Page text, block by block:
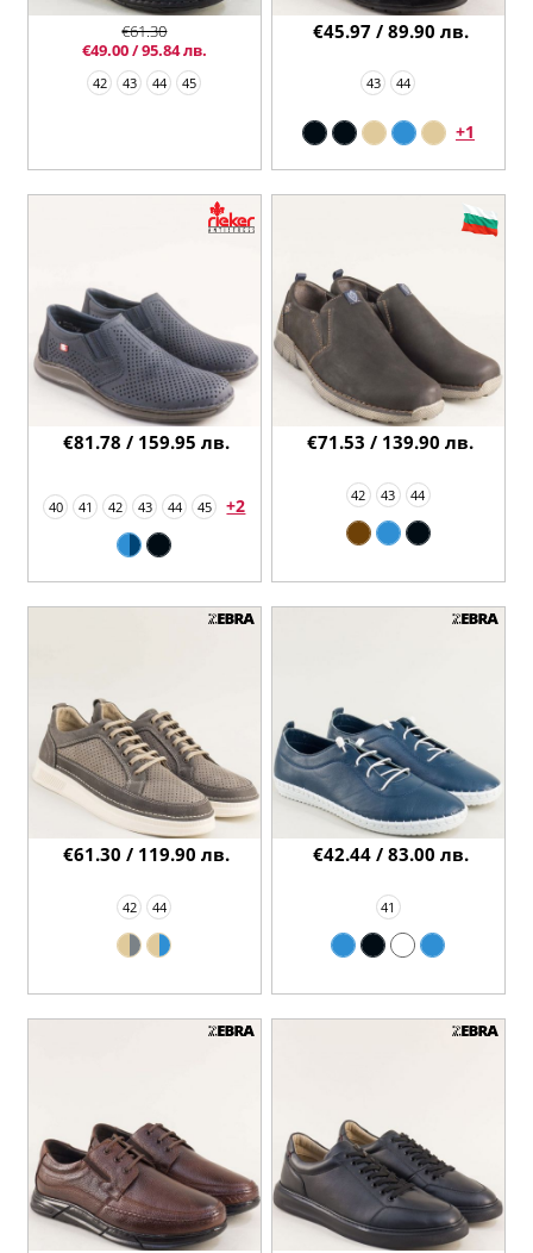
42 43 44 45
€61.30
€49.00 / 95.84 лв.
43 44
+1
€45.97 / 89.90 лв.
40 41 42 43 44 45 +2
€81.78 / 159.95 лв.
42 43 44
€71.53 / 139.90 лв.
42 44
€61.30 / 119.90 лв.
41
€42.44 / 83.00 лв.